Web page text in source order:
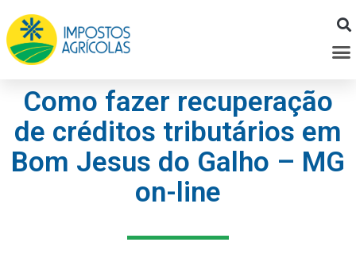
para
Como fazer recuperação
de créditos tributários em
Bom Jesus do Galho – MG
on-line